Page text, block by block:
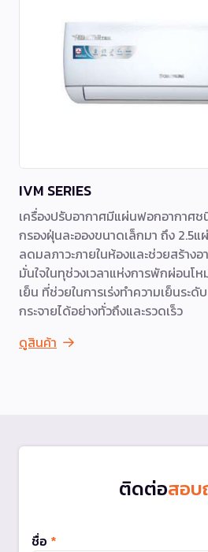
IVM SERIES
เครื่องปรับอากาศมีแผ่นฟอกอากาศ
กรองฝุ่นละอองขนาดเล็กมา ถึง 2.5
ลดมลภาวะภายในห้องและช่วยสร้างอ
มั่นใจในทุช่วงเวลาแห่งการพักผ่อนโ
เย็น ที่ช่วยในการเร่งทำความเย็นระ
กระจายได้อย่างทั่วถึงและรวดเร็ว
ดูสินค้า
ติดต่อสอบ
ชื่อ *